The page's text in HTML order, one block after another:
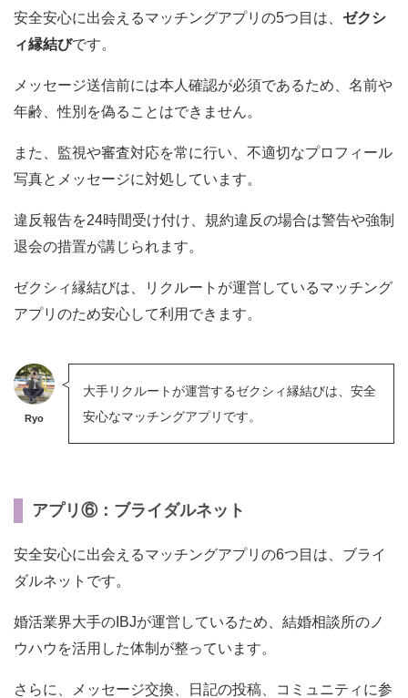
安全安心に出会えるマッチングアプリの5つ目は、 ゼクシ
ィ縁結びです。
メッセージ送信前には本人確認が必須であるため、名前や
年齢、性別を偽ることはできません。
また、監視や審査対応を常に行い、不適切なプロフィール
写真とメッセージに対処しています。
違反報告を24時間受け付け、規約違反の場合は警告や強制
退会の措置が講じられます。
ゼクシィ縁結びは、リクルートが運営しているマッチング
アプリのため安心して利用できます。
Ryo
大手リクルートが運営するゼクシィ縁結びは、安全
安心なマッチングアプリです。
アプリ⑥：ブライダルネット
安全安心に出会えるマッチングアプリの6つ目は、ブライ
ダルネットです。
婚活業界大手のIBJが運営しているため、結婚相談所のノ
ウハウを活用した体制が整っています。
さらに、メッセージ交換、日記の投稿、コミュニティに参